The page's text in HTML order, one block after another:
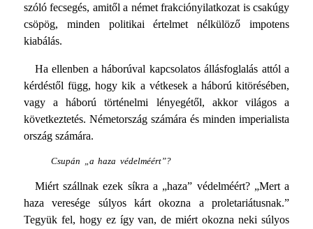
szóló fecsegés, amitől a német frakciónyilatkozat is csakúgy
csöpög, minden politikai értelmet nélkülöző impotens
kiabálás.
Ha ellenben a háborúval kapcsolatos állásfoglalás attól a
kér­déstől függ, hogy kik a vétkesek a háború kitörésében,
vagy a háború történelmi lényegétől, akkor világos a
következtetés. Németország számára és minden imperialista
ország számára.
Csupán „a haza védelméért”?
Miért szállnak ezek síkra a „haza” védelméért? „Mert a
haza veresége súlyos kárt okozna a proletariátusnak.”
Tegyük fel, hogy ez így van, de miért okozna neki súlyos